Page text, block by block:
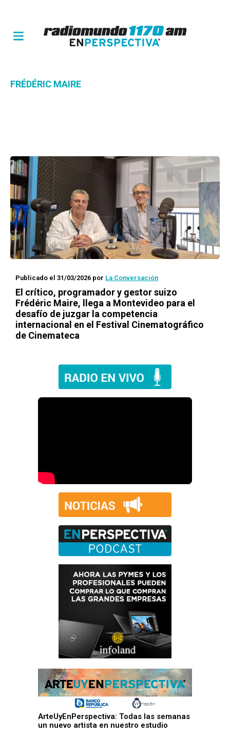
FRÉDÉRIC MAIRE
Publicado el 31/03/2026 por La Conversación
El crítico, programador y gestor suizo
Frédéric Maire, llega a Montevideo para el
desafío de juzgar la competencia
internacional en el Festival Cinematográfico
de Cinemateca
ArteUyEnPerspectiva: Todas las semanas
un nuevo artista en nuestro estudio